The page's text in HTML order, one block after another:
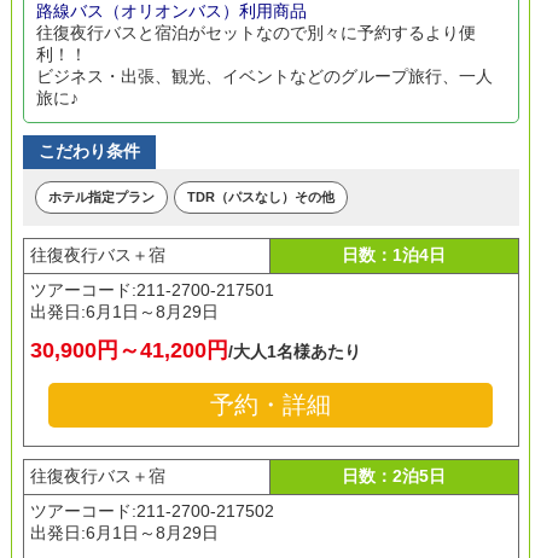
路線バス（オリオンバス）利用商品
往復夜行バスと宿泊がセットなので別々に予約するより便
利！！
ビジネス・出張、観光、イベントなどのグループ旅行、一人
旅に♪
こだわり条件
ホテル指定プラン TDR（パスなし）その他
往復夜行バス＋宿
日数：1泊4日
ツアーコード:211-2700-217501
出発日:6月1日～8月29日
30,900円～41,200円/大人1名様あたり
予約・詳細
往復夜行バス＋宿
日数：2泊5日
ツアーコード:211-2700-217502
出発日:6月1日～8月29日